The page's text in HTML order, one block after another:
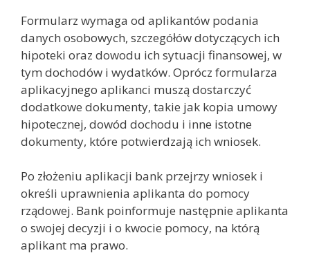
Formularz wymaga od aplikantów podania
danych osobowych, szczegółów dotyczących ich
hipoteki oraz dowodu ich sytuacji finansowej, w
tym dochodów i wydatków. Oprócz formularza
aplikacyjnego aplikanci muszą dostarczyć
dodatkowe dokumenty, takie jak kopia umowy
hipotecznej, dowód dochodu i inne istotne
dokumenty, które potwierdzają ich wniosek.
Po złożeniu aplikacji bank przejrzy wniosek i
określi uprawnienia aplikanta do pomocy
rządowej. Bank poinformuje następnie aplikanta
o swojej decyzji i o kwocie pomocy, na którą
aplikant ma prawo.